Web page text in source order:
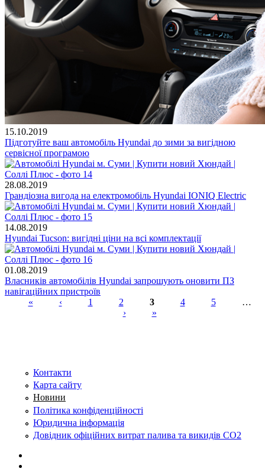
15.10.2019
Підготуйте ваш автомобіль Hyundai до зими за вигідною
сервісної програмою
28.08.2019
Грандіозна вигода на електромобіль Hyundai IONIQ Electric
14.08.2019
Hyundai Tucson: вигідні ціни на всі комплектації
01.08.2019
Власників автомобілів Hyundai запрошують оновити ПЗ
навігаційних пристроїв
« ‹ 1 2 3 4 5
…
›
»
Контакти
Карта сайту
Новини
Політика конфіденційності
Юридична інформація
Довідник офіційних витрат палива та викидів СО2